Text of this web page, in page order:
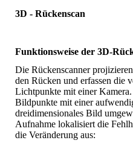
3D - Rückenscan
Funktionsweise der 3D-
Die Rückenscanner
den Rücken und erfassen die
Lichtpunkte mit einer
Bildpunkte mit einer
dreidimensionales Bild
Aufnahme lokalisiert die
die Veränderung aus: